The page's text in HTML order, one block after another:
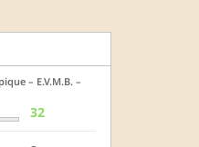
– E.V.M.B. –
32